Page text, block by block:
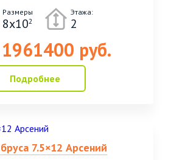
Размеры
8x102
Этажа:
2
1961400 руб.
Подробнее
7.5×12 Арсений